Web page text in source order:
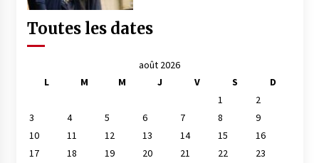
Toutes les dates
août 2026
L
M M J V S
D
1
2
3
4 5 6 7 8
9
10
11 12 13 14 15
16
17
18 19 20 21 22
23